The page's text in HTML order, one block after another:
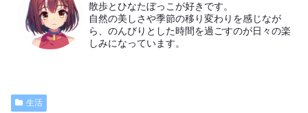
散歩とひなたぼっこが好きです。
自然の美しさや季節の移り変わりを感じなが
ら、のんびりとした時間を過ごすのが日々の楽
しみになっています。
生活